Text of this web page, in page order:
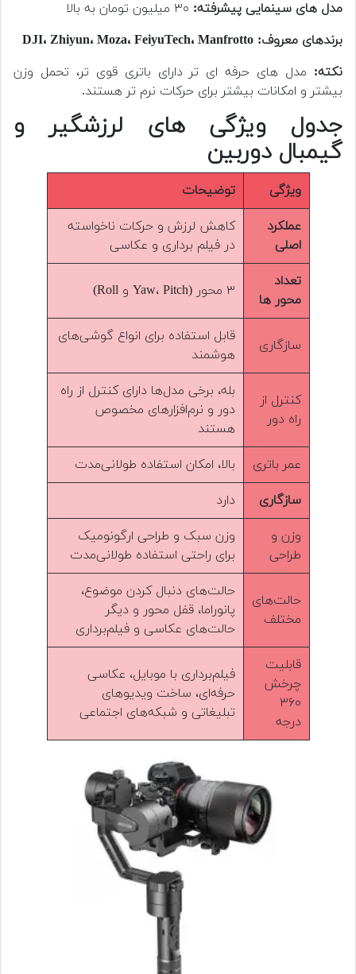
مدل های سینمایی پیشرفته:
برندهای معروف: DJI، Zhiyun، Moza، FeiyuTech، Manfrotto
نکته: مدل های حرفه ای تر دارای باتری قوی تر، تحمل وزن
بیشتر و امکانات بیشتر برای حرکات نرم تر هستند.
جدول ویژگی های لرزشگیر و
گیمبال دوربین
ویژگی توضیحات
عملکرد
اصلی
کاهش لرزش و حرکات ناخواسته
در فیلم برداری و عکاسی
تعداد
محور ها
۳ محور (Yaw، Pitch و Roll)
سازگاری
قابل استفاده برای انواع گوشی‌های
هوشمند
کنترل از
راه دور
بله، برخی مدل‌ها دارای کنترل از راه
دور و نرم‌افزارهای مخصوص
هستند
عمر باتری بالا، امکان استفاده طولانی‌مدت
سازگاری دارد
وزن و
طراحی
وزن سبک و طراحی ارگونومیک
برای راحتی استفاده طولانی‌مدت
حالت‌های
مختلف
حالت‌های دنبال کردن موضوع،
پانوراما، قفل محور و دیگر
حالت‌های عکاسی و فیلم‌برداری
قابلیت
چرخش
۳۶۰
درجه
فیلم‌برداری با موبایل، عکاسی
حرفه‌ای، ساخت ویدیوهای
تبلیغاتی و شبکه‌های اجتماعی